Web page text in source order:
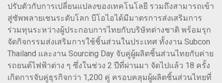
ปรับตัวกับการเปลี่ยนแปลงของเทคโนโลยี รวมถึงสามารถเข้า
สู่ซัพพลายเชนระดับโลก บีโอไอได้มีมาตรการส่งเสริมการ
ร่วมทุนระหว่างผู้ประกอบการไทยกับบริษัทต่างชาติ พร้อมรุก
จัดกิจกรรมส่งเสริมการใช้ชิ้นส่วนในประเทศ ทั้งงาน Subcon
Thailand และงาน Sourcing Day จับคู่ผู้ผลิตชิ้นส่วนไทยกับค่าย
รถยนต์ไฟฟ้าต่าง ๆ ซึ่งในช่วง 2 ปีที่ผ่านมา จัดไปแล้ว 18 ครั้ง
เกิดการจับคู่ธุรกิจกว่า 1,200 คู่ ครอบคลุมผู้ผลิตชิ้นส่วนไทยที่